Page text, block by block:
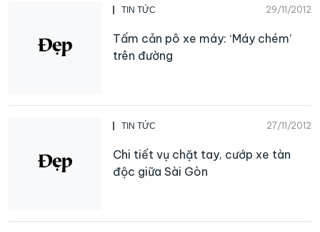
TIN TỨC 29/11/2012
Tấm cản pô xe máy: ‘Máy chém’
trên đường
TIN TỨC 27/11/2012
Chi tiết vụ chặt tay, cướp xe tàn
độc giữa Sài Gòn